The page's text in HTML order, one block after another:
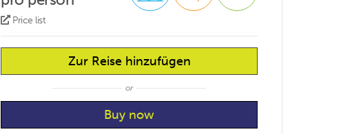
Price list
Zur Reise hinzufügen
or